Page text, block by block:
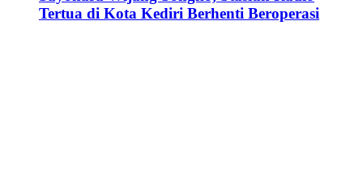
Tertua di Kota Kediri Berhenti Beroperasi